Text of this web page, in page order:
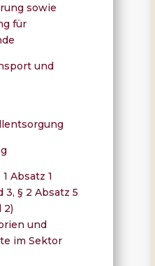
sowie
für
und
Absatz 1
3, § 2 Absatz 5
2)
und
im Sektor